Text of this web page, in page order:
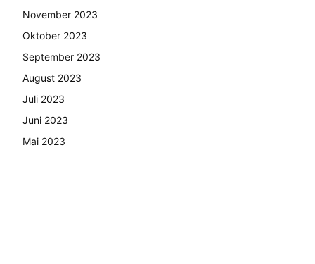
November 2023
Oktober 2023
September 2023
August 2023
Juli 2023
Juni 2023
Mai 2023